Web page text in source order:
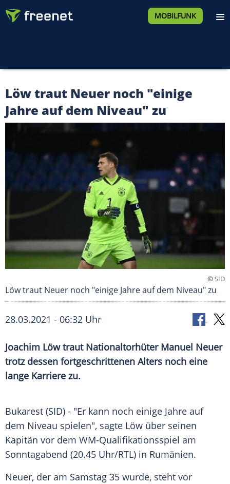
MOBILFUNK
Löw traut Neuer noch "einige
Jahre auf dem Niveau" zu
©SID
Löw traut Neuer noch "einige Jahre auf dem Niveau" zu
28.03.2021 - 06:32 Uhr
Joachim Löwtraut Nationaltorhüter Manuel Neuer
trotz dessen fortgeschrittenen Alters noch eine
lange Karriere zu.
Bukarest (SID) - "Er kann noch einige Jahre auf
dem Niveau spielen", sagte Löw über seinen
Kapitän vor dem WM-Qualifikationsspiel am
Sonntagabend (20.45 Uhr/RTL) in Rumänien.
Neuer, der am Samstag 35 wurde, steht vor